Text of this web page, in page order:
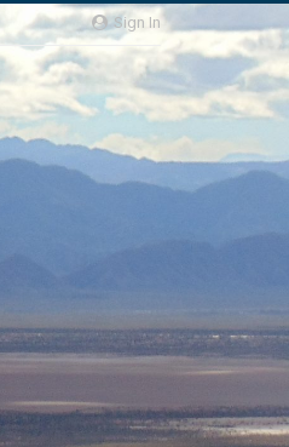
Sign In